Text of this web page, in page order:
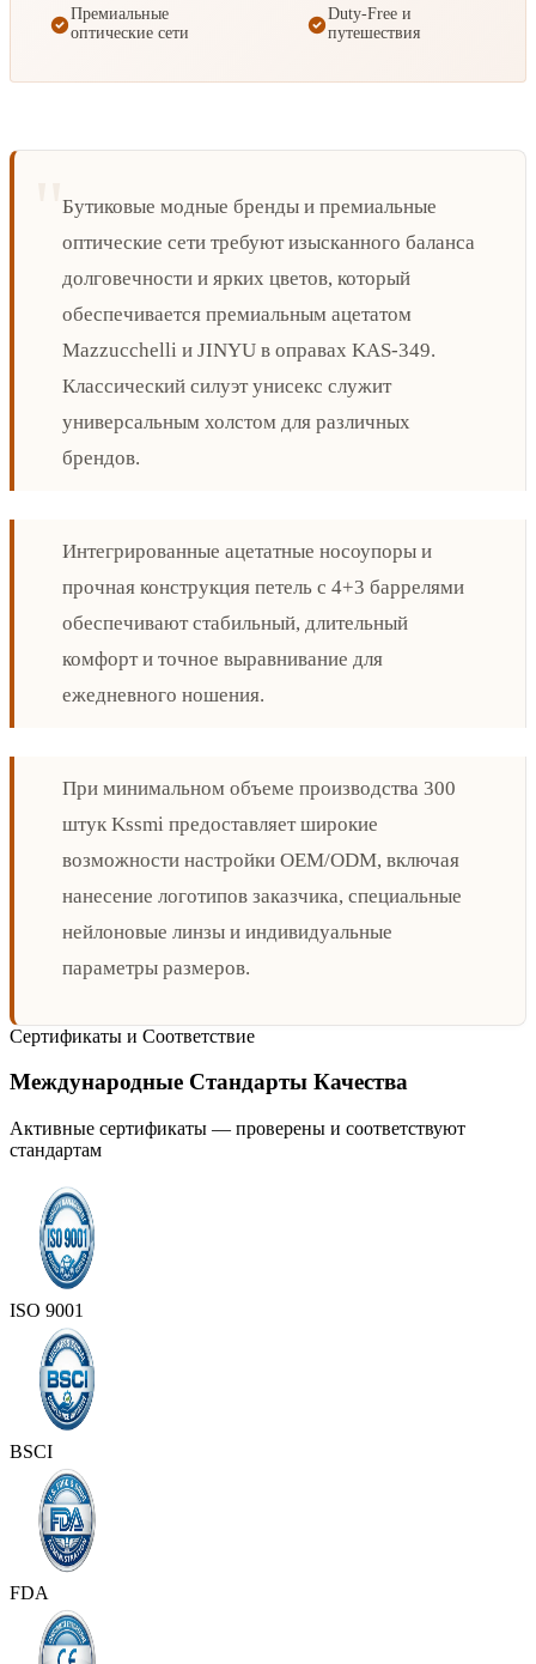
Премиальные
оптические сети
Duty-Free и
путешествия
Бутиковые модные бренды и премиальные
оптические сети требуют изысканного баланса
долговечности и ярких цветов, который
обеспечивается премиальным ацетатом
Mazzucchelli и JINYU в оправах KAS-349.
Классический силуэт унисекс служит
универсальным холстом для различных
брендов.
Интегрированные ацетатные носоупоры и
прочная конструкция петель с 4+3 баррелями
обеспечивают стабильный, длительный
комфорт и точное выравнивание для
ежедневного ношения.
При минимальном объеме производства 300
штук Kssmi предоставляет широкие
возможности настройки OEM/ODM, включая
нанесение логотипов заказчика, специальные
нейлоновые линзы и индивидуальные
параметры размеров.
Сертификаты и Соответствие
Международные Стандарты Качества
Активные сертификаты — проверены и соответствуют
стандартам
ISO 9001
BSCI
FDA